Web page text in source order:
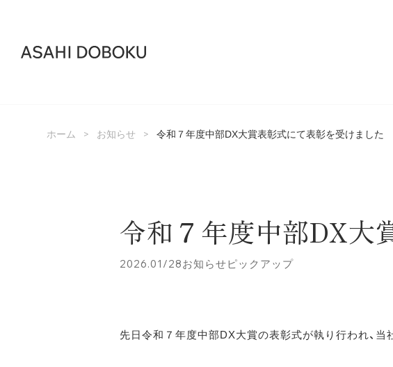
ホーム > お知らせ > 令和７年度中部DX大賞表彰式にて表彰を受けました
令和７年度中部DX大
2026.01/28お知らせピックアップ
先日令和７年度中部DX大賞の表彰式が執り行われ、